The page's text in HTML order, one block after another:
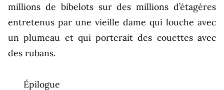
millions de bibelots sur des millions d’étagères
entretenus par une vieille dame qui louche avec
un plumeau et qui porterait des couettes avec
des rubans.
Épilogue